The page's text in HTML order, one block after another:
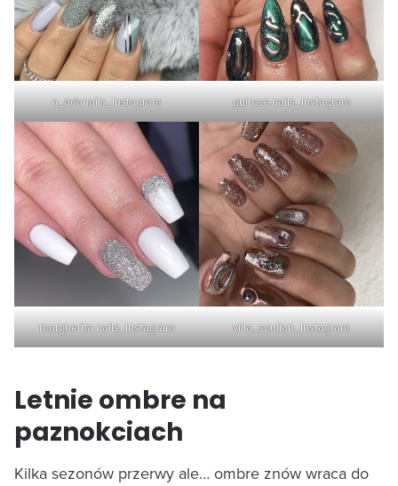
n_adanails_Instagram guirose.nails_Instagram
margherita.nails_Instagram villa_soulian_Instagram
Letnie ombre na
paznokciach
Kilka sezonów przerwy ale… ombre znów wraca do